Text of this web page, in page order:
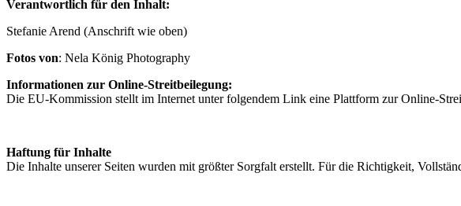
Verantwortlich für den Inhalt:
Stefanie Arend (Anschrift wie oben)
Fotos von: Nela König Photography
Informationen zur Online-Streitbeilegung:
Die EU-Kommission stellt im Internet unter folgendem Link eine Plattform zur Online-
Haftung für Inhalte
Die Inhalte unserer Seiten wurden mit größter Sorgfalt erstellt. Für die Richtigkeit,